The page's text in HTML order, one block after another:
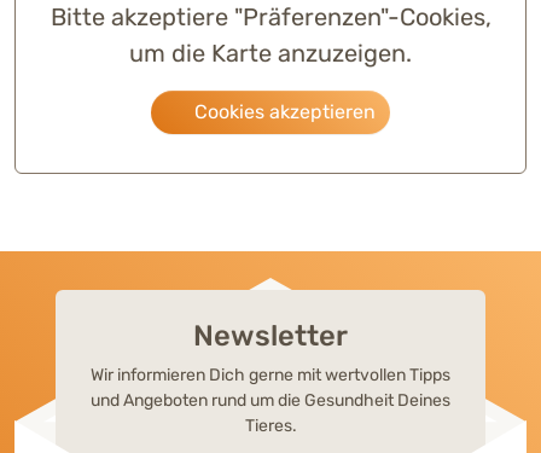
Bitte akzeptiere "Präferenzen"-Cookies,
um die Karte anzuzeigen.
Cookies akzeptieren
Newsletter
Wir informieren Dich gerne mit wertvollen Tipps
und Angeboten rund um die Gesundheit Deines
Tieres.